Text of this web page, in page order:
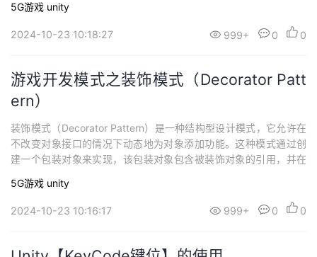
5G游戏 unity
2024-10-23 10:18:27 999+ 0 0
游戏开发模式之装饰模式（Decorator Patt
ern）
装饰模式（Decorator Pattern）是一种结构型设计模式，它允许在
不改变对象接口的情况下动态地为对象添加功能。这种模式通过创
建一个包装对象来实现，该包装对象包含被装饰对象的引用，并在
的应用非常广泛。例如，装饰模式可以用于实现游戏角色的变身功
能。在《恶魔战士》中，游戏角色“莫莉卡·安斯兰”可以变身成不同
5G游戏 unity
2024-10-23 10:16:17 999+ 0 0